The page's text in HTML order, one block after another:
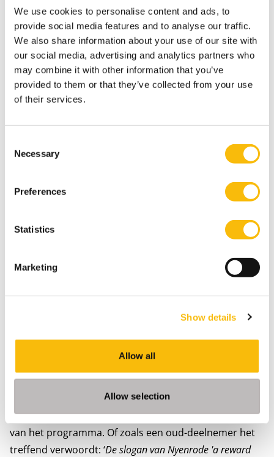
We use cookies to personalise content and ads, to
provide social media features and to analyse our traffic.
We also share information about your use of our site with
our social media, advertising and analytics partners who
may combine it with other information that you’ve
provided to them or that they’ve collected from your use
of their services.
Selection
Necessary
Preferences
Statistics
Marketing
Show details
Allow all
Allow selection
de visie achter de ontwikkeling en opzet van het
specialistenprogramma. ‘Co-creatie van het
programma vergroot ook de vertaling naar de praktijk.
Deelnemers maken met leidinggevenden tijdens en na
het volgen van programma ontwikkelafspraken. Ze
bedenken hoe ze deze kunnen terugvinden in hun
gehouden met de doelgroep om te kijken waar de
waarschijnlijk minder scherp gekregen dat veel
binnen de organisatie te acteren.’
Guldie geeft een voorbeeld over de positieve
projecten te zijn, alleen al doordat ze de namen en
gezichten van andere afdelingen kenden. Daardoor is
er een versnelling in samenwerking. Het programma
sluit goed aan bij de visie van Alliander om meer met
programma focust op zowel persoonlijke als
inhoudelijk ontwikkeling. Velen zien persoonlijke
ontwikkeling als een belangrijk én langdurig resultaat
van het programma. Of zoals een oud-deelnemer het
treffend verwoordt: ‘De slogan van Nyenrode 'a reward